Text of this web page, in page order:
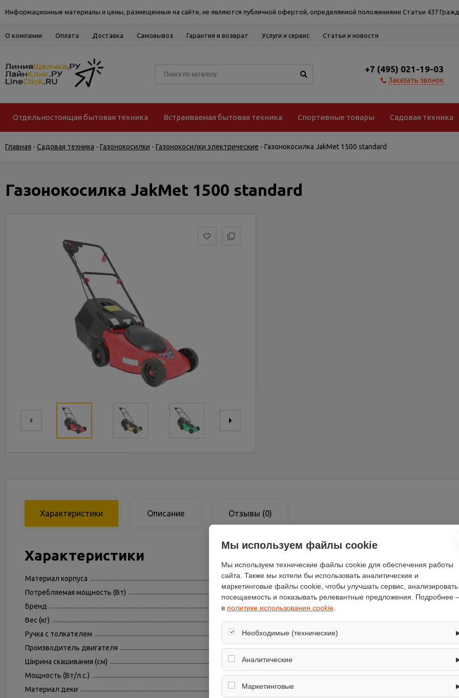
Информационные материалы и цены, размещенные на сайте, не являются публичной офертой, определяемой положениями Статьи 437
О компании Оплата Доставка Самовывоз Гарантия и возврат Услуги и сервис Статьи и новости
+7 (495) 021-19-03
Заказать звонок
Отдельностоящая бытовая техника Встраиваемая бытовая техника Спортивные товары Садовая техника
Главная - Садовая техника - Газонокосилки - Газонокосилки электрические - Газонокосилка JakMet 1500 standard
Газонокосилка JakMet 1500 standard
Характеристики Описание Отзывы (0)
Характеристики
Материал корпуса
пластик
Потребляемая мощность (Вт)
1500
Бренд
Вес (кг)
13
Ручка с толкателем
складная с регулируемой
Производитель двигателя
JakMet
Ширина скашивания (см)
Мощность (Вт/л.с.)
1500
Материал деки
Мы используем файлы cookie
Мы используем технические файлы cookie для обеспечения работы
сайта. Также мы хотели бы использовать аналитические и
маркетинговые файлы cookie, чтобы улучшать сервис, анализировать
посещаемость и показывать релевантные предложения. Подробнее
в политике использования cookie
Необходимые (технические)
Обеспечивают корректную работу сайта: оформление заказа, корзина,
вход в личный кабинет. Без них основные функции могут быть
Аналитические
Собирают обезличенную информацию о посещениях и использовании
сайта (например, счётчики аналитики), помогают улучшать интерфейс и
Маркетинговые